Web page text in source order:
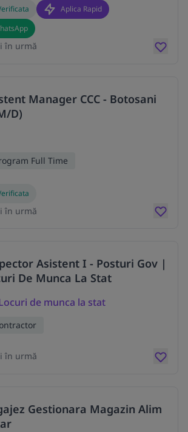
Aplica Rapid
în urmă
Manager CCC - Botosani
D)
Full Time
în urmă
Asistent I - Posturi Gov |
De Munca La Stat
de munca la stat
în urmă
Gestionara Magazin Alim